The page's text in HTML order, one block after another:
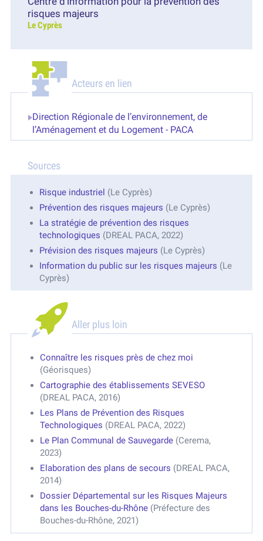
risques majeurs
Le Cyprès
Acteurs en lien
Direction Régionale de l’environnement, de
l’Aménagement et du Logement - PACA
Sources
Risque industriel (Le Cyprès)
Prévention des risques majeurs (Le Cyprès)
La stratégie de prévention des risques
technologiques (DREAL PACA, 2022)
Prévision des risques majeurs (Le Cyprès)
Information du public sur les risques majeurs (Le
Cyprès)
Aller plus loin
Connaître les risques près de chez moi
(Géorisques)
Cartographie des établissements SEVESO
(DREAL PACA, 2016)
Les Plans de Prévention des Risques
Technologiques (DREAL PACA, 2022)
Le Plan Communal de Sauvegarde(Cerema,
2023)
Elaboration des plans de secours (DREAL PACA,
2014)
Dossier Départemental sur les Risques Majeurs
dans les Bouches-du-Rhône(Préfecture des
Bouches-du-Rhône, 2021)